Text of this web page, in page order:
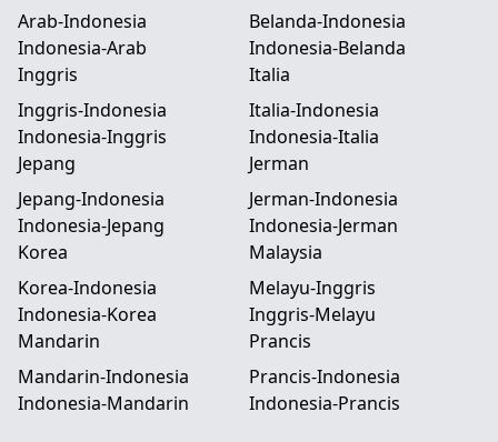
Arab-Indonesia
Indonesia-Arab
Belanda-Indonesia
Indonesia-Belanda
Inggris
Inggris-Indonesia
Indonesia-Inggris
Italia
Italia-Indonesia
Indonesia-Italia
Jepang
Jepang-Indonesia
Indonesia-Jepang
Jerman
Jerman-Indonesia
Indonesia-Jerman
Korea
Korea-Indonesia
Indonesia-Korea
Malaysia
Melayu-Inggris
Inggris-Melayu
Mandarin
Mandarin-Indonesia
Indonesia-Mandarin
Prancis
Prancis-Indonesia
Indonesia-Prancis